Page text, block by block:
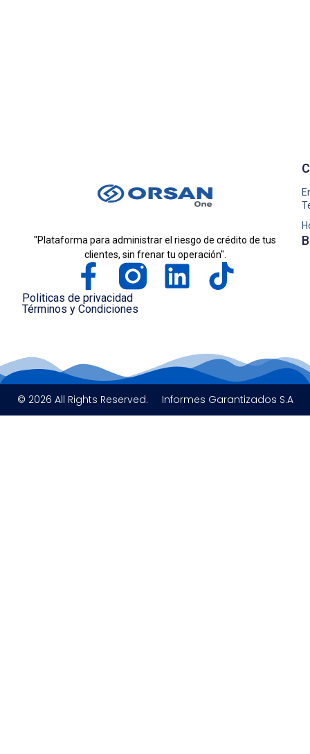
"Plataforma para administrar el riesgo de crédito de tus
clientes, sin frenar tu operación".
Politicas de privacidad
Términos y Condiciones
© 2026 All Rights Reserved. Informes Garantizados S.A